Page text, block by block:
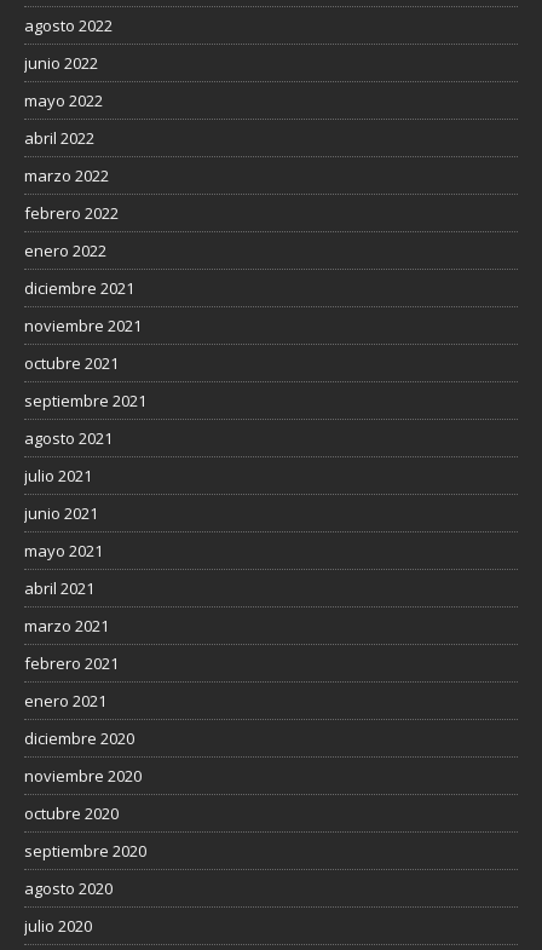
agosto 2022
junio 2022
mayo 2022
abril 2022
marzo 2022
febrero 2022
enero 2022
diciembre 2021
noviembre 2021
octubre 2021
septiembre 2021
agosto 2021
julio 2021
junio 2021
mayo 2021
abril 2021
marzo 2021
febrero 2021
enero 2021
diciembre 2020
noviembre 2020
octubre 2020
septiembre 2020
agosto 2020
julio 2020